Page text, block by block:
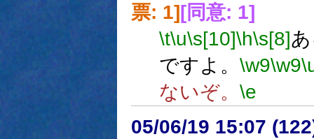
票: 1][同意: 1]
\t\u\s[10]\h\s[8]
ですよ。 \w9\w9
ないぞ。 \e
05/06/19 15:07